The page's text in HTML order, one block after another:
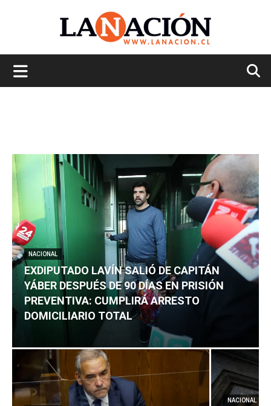
NACIONAL
EXDIPUTADO LAVÍN SALIÓ DE CAPITÁN
YÁBER DESPUÉS DE 90 DÍAS EN PRISIÓN
PREVENTIVA: CUMPLIRÁ ARRESTO
DOMICILIARIO TOTAL
NACIONAL